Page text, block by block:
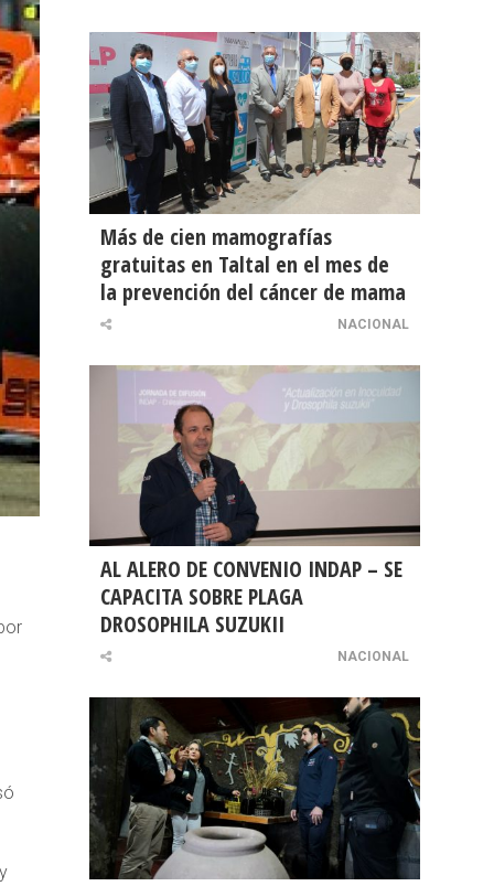
Más de cien mamografías
gratuitas en Taltal en el mes de
la prevención del cáncer de mama
NACIONAL
AL ALERO DE CONVENIO INDAP – SE
CAPACITA SOBRE PLAGA
DROSOPHILA SUZUKII
NACIONAL